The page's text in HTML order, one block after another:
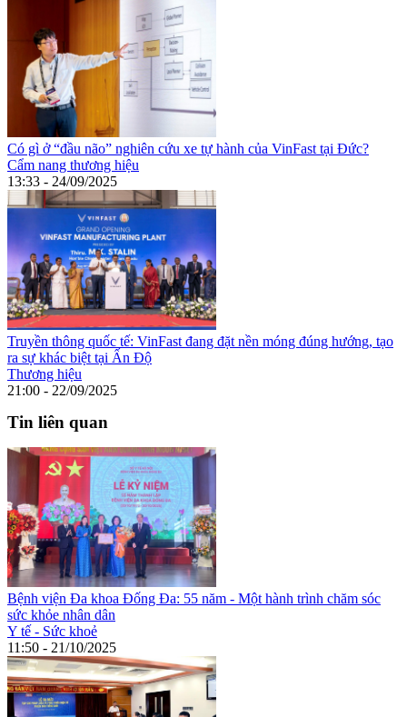
Có gì ở “đầu não” nghiên cứu xe tự hành của VinFast tại Đức?
Cẩm nang thương hiệu
13:33 - 24/09/2025
Truyền thông quốc tế: VinFast đang đặt nền móng đúng hướng, tạo
ra sự khác biệt tại Ấn Độ
Thương hiệu
21:00 - 22/09/2025
Tin liên quan
Bệnh viện Đa khoa Đống Đa: 55 năm - Một hành trình chăm sóc
sức khỏe nhân dân
Y tế - Sức khoẻ
11:50 - 21/10/2025